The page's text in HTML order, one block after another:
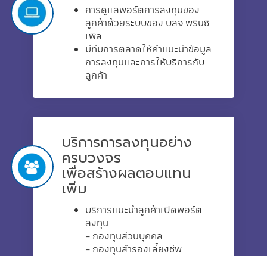
การดูแลพอร์ตการลงทุนของ
ลูกค้าด้วยระบบของ บลจ.พรินซิ
เพิล
มีทีมการตลาดให้คำแนะนำข้อมูล
การลงทุนและการให้บริการกับ
ลูกค้า
บริการการลงทุนอย่าง
ครบวงจร
เพื่อสร้างผลตอบแทน
เพิ่ม
บริการแนะนำลูกค้าเปิดพอร์ต
ลงทุน
- กองทุนส่วนบุคคล
- กองทุนสำรองเลี้ยงชีพ